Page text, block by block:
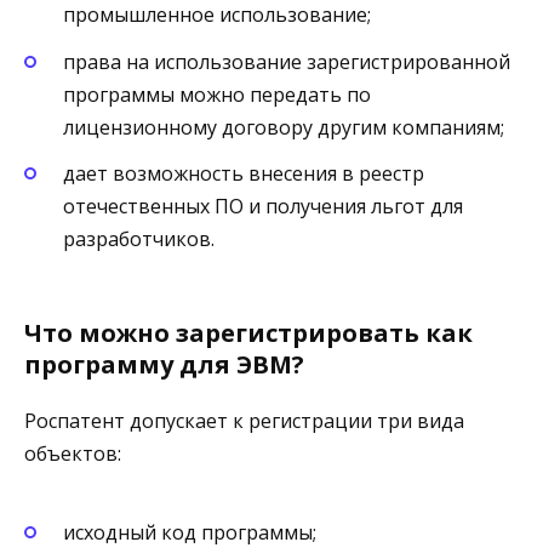
промышленное использование;
права на использование зарегистрированной
программы можно передать по
лицензионному договору другим компаниям;
дает возможность внесения в реестр
отечественных ПО и получения льгот для
разработчиков.
Что можно зарегистрировать как
программу для ЭВМ?
Роспатент допускает к регистрации три вида
объектов:
исходный код программы;